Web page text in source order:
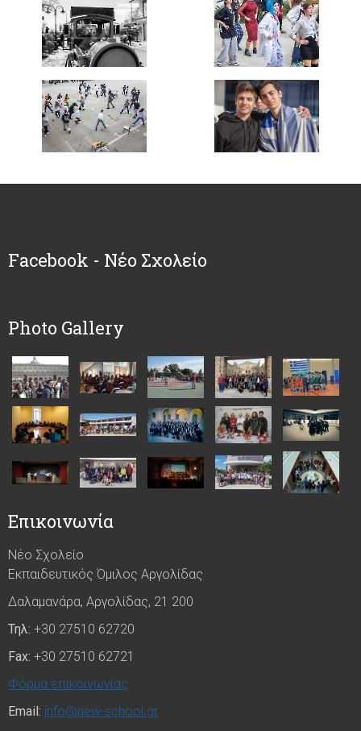
Facebook - Νέο Σχολείο
Photo Gallery
Επικοινωνία
Νέο Σχολείο
Εκπαιδευτικός Όμιλος Αργολίδας
Δαλαμανάρα, Αργολίδας, 21 200
Τηλ: +30 27510 62720
Fax: +30 27510 62721
Φόρμα επικοινωνίας
Email: info@new-school.gr